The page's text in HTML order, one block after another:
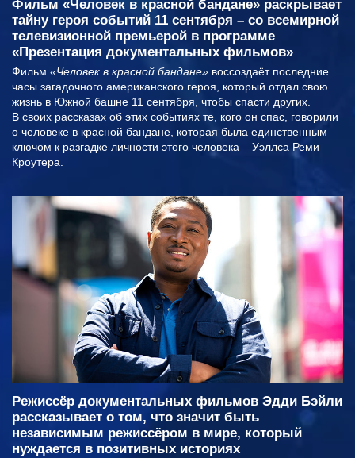
Фильм «Человек в красной бандане» раскрывает
тайну героя событий 11 сентября – со всемирной
телевизионной премьерой в программе
«Презентация документальных фильмов»
Фильм «Человек в красной бандане» воссоздаёт последние
часы загадочного американского героя, который отдал свою
жизнь в Южной башне 11 сентября, чтобы спасти других.
В своих рассказах об этих событиях те, кого он спас, говорили
о человеке в красной бандане, которая была единственным
ключом к разгадке личности этого человека – Уэллса Реми
Кроутера.
Режиссёр документальных фильмов Эдди Бэйли
рассказывает о том, что значит быть
независимым режиссёром в мире, который
нуждается в позитивных историях